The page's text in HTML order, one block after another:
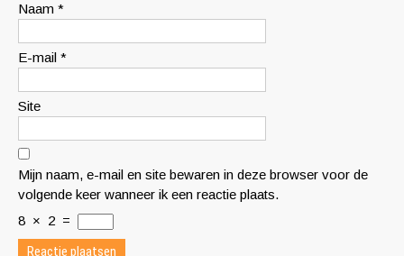
Naam *
E-mail *
Site
Mijn naam, e-mail en site bewaren in deze browser voor de
volgende keer wanneer ik een reactie plaats.
8 × 2 =